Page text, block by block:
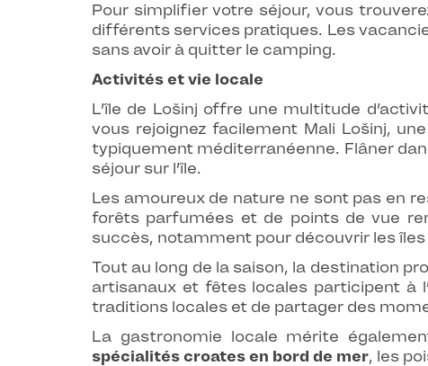
Pour simplifier votre séjour, vous
différents services pratiques. Les
sans avoir à quitter le camping.
Activités et vie locale
L’île de Lošinj offre une multitude
vous rejoignez facilement Mali Lošinj,
typiquement méditerranéenne. Flâner
séjour sur l’île.
Les amoureux de nature ne sont pas en
forêts parfumées et de points de vue
succès, notamment pour découvrir les
Tout au long de la saison, la destination
artisanaux et fêtes locales participent à
traditions locales et de partager des
La gastronomie locale mérite
spécialités croates en bord de mer, les